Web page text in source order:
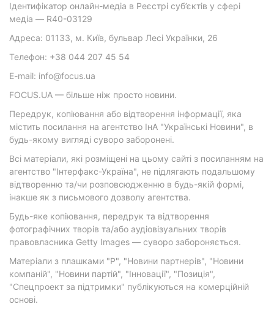
Ідентифікатор онлайн-медіа в Реєстрі суб’єктів у сфері
медіа — R40-03129
Адреса: 01133, м. Київ, бульвар Лесі Українки, 26
Телефон: +38 044 207 45 54
E-mail: info@focus.ua
FOCUS.UA — більше ніж просто новини.
Передрук, копіювання або відтворення інформації, яка
містить посилання на агентство ІнА "Українські Новини", в
будь-якому вигляді суворо заборонені.
Всі матеріали, які розміщені на цьому сайті з посиланням на
агентство "Інтерфакс-Україна", не підлягають подальшому
відтворенню та/чи розповсюдженню в будь-якій формі,
інакше як з письмового дозволу агентства.
Будь-яке копіювання, передрук та відтворення
фотографічних творів та/або аудіовізуальних творів
правовласника Getty Images — суворо забороняється.
Матеріали з плашками "Р", "Новини партнерів", "Новини
компаній", "Новини партій", "Інновації", "Позиція",
"Спецпроект за підтримки" публікуються на комерційній
основі.